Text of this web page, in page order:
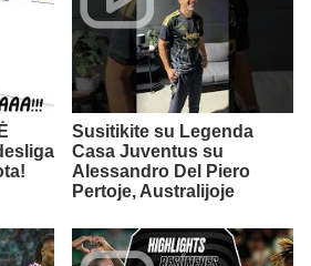
Susitikite su Legenda
Casa Juventus su
Alessandro Del Piero
Pertoje, Australijoje